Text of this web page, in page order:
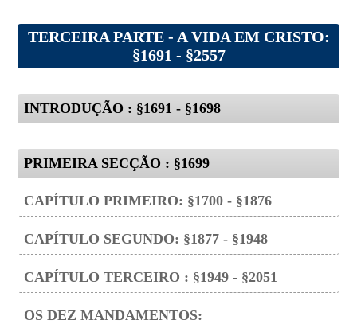
TERCEIRA PARTE - A VIDA EM CRISTO:
§1691 - §2557
INTRODUÇÃO : §1691 - §1698
PRIMEIRA SECÇÃO : §1699
CAPÍTULO PRIMEIRO: §1700 - §1876
CAPÍTULO SEGUNDO: §1877 - §1948
CAPÍTULO TERCEIRO : §1949 - §2051
OS DEZ MANDAMENTOS: